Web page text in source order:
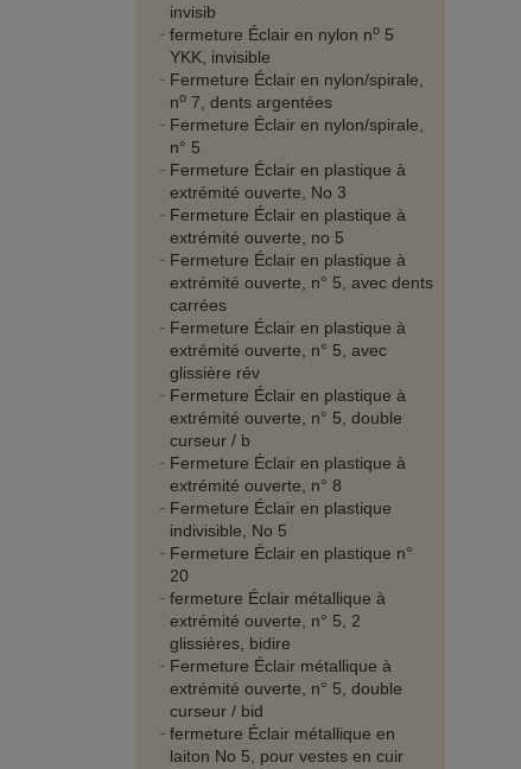
invisib
fermeture Éclair en nylon no 5
YKK, invisible
Fermeture Éclair en nylon/spirale,
no 7, dents argentées
Fermeture Éclair en nylon/spirale,
n° 5
Fermeture Éclair en plastique à
extrémité ouverte, No 3
Fermeture Éclair en plastique à
extrémité ouverte, no 5
Fermeture Éclair en plastique à
extrémité ouverte, n° 5, avec dents
carrées
Fermeture Éclair en plastique à
extrémité ouverte, n° 5, avec
glissière rév
Fermeture Éclair en plastique à
extrémité ouverte, n° 5, double
curseur / b
Fermeture Éclair en plastique à
extrémité ouverte, n° 8
Fermeture Éclair en plastique
indivisible, No 5
Fermeture Éclair en plastique n°
20
fermeture Éclair métallique à
extrémité ouverte, n° 5, 2
glissières, bidire
Fermeture Éclair métallique à
extrémité ouverte, n° 5, double
curseur / bid
fermeture Éclair métallique en
laiton No 5, pour vestes en cuir